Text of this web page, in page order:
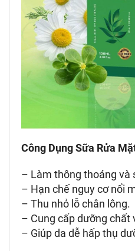
Công Dụng Sữa Rửa
– Làm thông thoáng và
– Hạn chế nguy cơ nổi
– Thu nhỏ lỗ chân lông.
– Cung cấp dưỡng chất
– Giúp da dễ hấp thụ